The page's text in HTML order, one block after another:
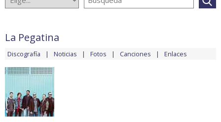
La Pegatina
Discografía Noticias Fotos Canciones Enlaces